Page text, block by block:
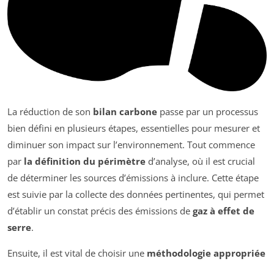
La réduction de son bilan carbone passe par un processus
bien défini en plusieurs étapes, essentielles pour mesurer et
diminuer son impact sur l’environnement. Tout commence
par la définition du périmètre d’analyse, où il est crucial
de déterminer les sources d’émissions à inclure. Cette étape
est suivie par la collecte des données pertinentes, qui permet
d’établir un constat précis des émissions de gaz à effet de
serre.
Ensuite, il est vital de choisir une méthodologie appropriée